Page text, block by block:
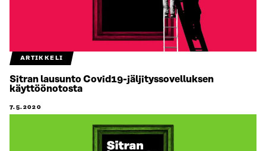
ARTIKKELI
Sitran lausunto Covid19-jäljityssovelluksen
käyttöönotosta
7.5.2020